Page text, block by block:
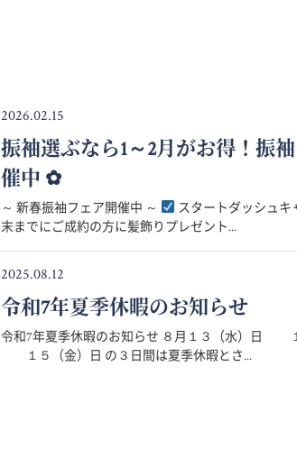
2026.02.15
振袖選ぶなら1～2月がお得！振
催中 ✿
～ 新春振袖フェア開催中 ～
スタートダッシュキ
末までにご成約の方に髪飾りプレゼント...
2025.08.12
令和7年夏季休暇のお知らせ
令和7年夏季休暇のお知らせ ８月１３（水）日
１５（金）日 の３日間は夏季休暇とさ...